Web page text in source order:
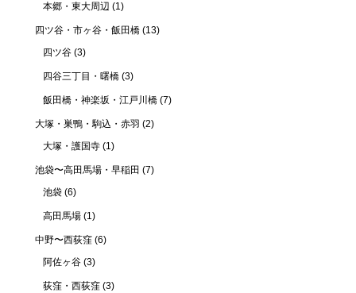
本郷・東大周辺 (1)
四ツ谷・市ヶ谷・飯田橋 (13)
四ツ谷 (3)
四谷三丁目・曙橋 (3)
飯田橋・神楽坂・江戸川橋 (7)
大塚・巣鴨・駒込・赤羽 (2)
大塚・護国寺 (1)
池袋〜高田馬場・早稲田 (7)
池袋 (6)
高田馬場 (1)
中野〜西荻窪 (6)
阿佐ヶ谷 (3)
荻窪・西荻窪 (3)